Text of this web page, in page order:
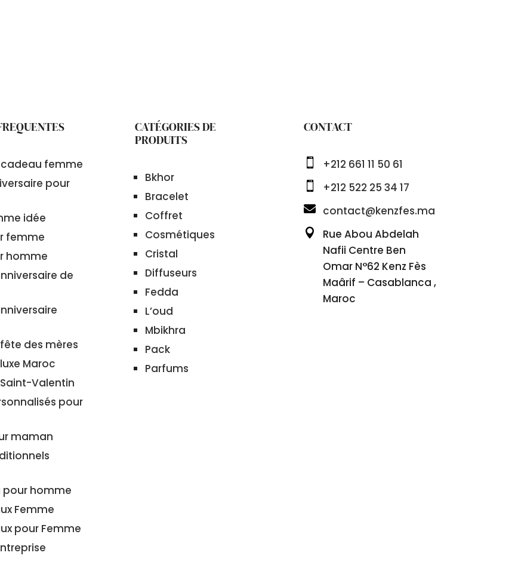
femme
pour
idée
femme
homme
de
des mères
Maroc
Valentin
pour
maman
pour homme
Femme
pour Femme
CATÉGORIES DE
PRODUITS
Bkhor
Bracelet
Coffret
Cosmétiques
Cristal
Diffuseurs
Fedda
L’oud
Mbikhra
Pack
Parfums
CONTACT
 +212 661 11 50 61
 +212 522 25 34 17
 contact@kenzfes.ma

Rue Abou Abdelah
Nafii Centre Ben
Omar N°62 Kenz Fès
Maârif – Casablanca ,
Maroc